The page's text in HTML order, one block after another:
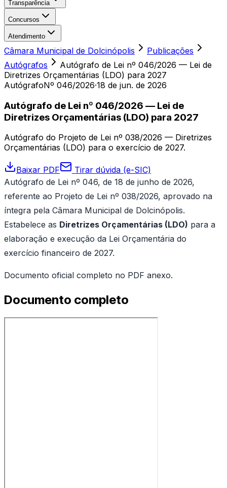
Transparência
Concursos
Atendimento
Câmara Municipal de Dolcinópolis
Publicações
Autógrafos
Autógrafo de Lei nº 046/2026 — Lei de
Diretrizes Orçamentárias (LDO) para 2027
AutógrafoNº 046/2026·18 de jun. de 2026
Autógrafo de Lei nº 046/2026 — Lei de
Diretrizes Orçamentárias (LDO) para 2027
Autógrafo do Projeto de Lei nº 038/2026 — Diretrizes
Orçamentárias (LDO) para o exercício de 2027.
Baixar PDF
Tirar dúvida (e-SIC)
Autógrafo de Lei nº 046, de 18 de junho de 2026,
referente ao Projeto de Lei nº 038/2026, aprovado na
íntegra pela Câmara Municipal de Dolcinópolis.
Estabelece as Diretrizes Orçamentárias (LDO) para a
elaboração e execução da Lei Orçamentária do
exercício financeiro de 2027.
Documento oficial completo no PDF anexo.
Documento completo